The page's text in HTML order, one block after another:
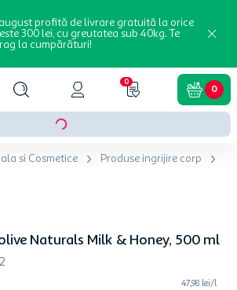
august profită de livrare gratuită la orice
300 lei, cu greutatea sub 40kg. Te
la cumpărături!
0
0
si Cosmetice Produse ingrijire corp
Naturals Milk & Honey, 500 ml
47,98 lei/l